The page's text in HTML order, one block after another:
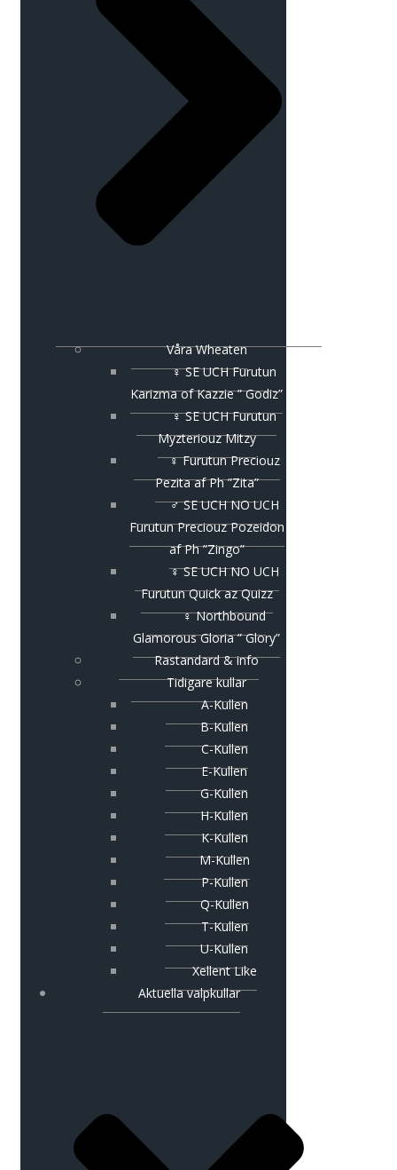
Våra Wheaten
♀ SE UCH Furutun
Karizma of Kazzie ” Godiz”
♀ SE UCH Furutun
Myzteriouz Mitzy
♀ Furutun Preciouz
Pezita af Ph ”Zita”
♂ SE UCH NO UCH
Furutun Preciouz Pozeidon
af Ph ”Zingo”
♀ SE UCH NO UCH
Furutun Quick az Quizz
♀ Northbound
Glamorous Gloria ” Glory”
Rastandard & info
Tidigare kullar
A-Kullen
B-Kullen
C-Kullen
E-Kullen
G-Kullen
H-Kullen
K-Kullen
M-Kullen
P-Kullen
Q-Kullen
T-Kullen
U-Kullen
Xellent Like
Aktuella valpkullar